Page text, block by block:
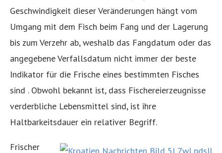
Geschwindigkeit dieser Veränderungen hängt vom
Umgang mit dem Fisch beim Fang und der Lagerung
bis zum Verzehr ab, weshalb das Fangdatum oder das
angegebene Verfallsdatum nicht immer der beste
Indikator für die Frische eines bestimmten Fisches
sind . Obwohl bekannt ist, dass Fischereierzeugnisse
verderbliche Lebensmittel sind, ist ihre
Haltbarkeitsdauer ein relativer Begriff.
Frischer